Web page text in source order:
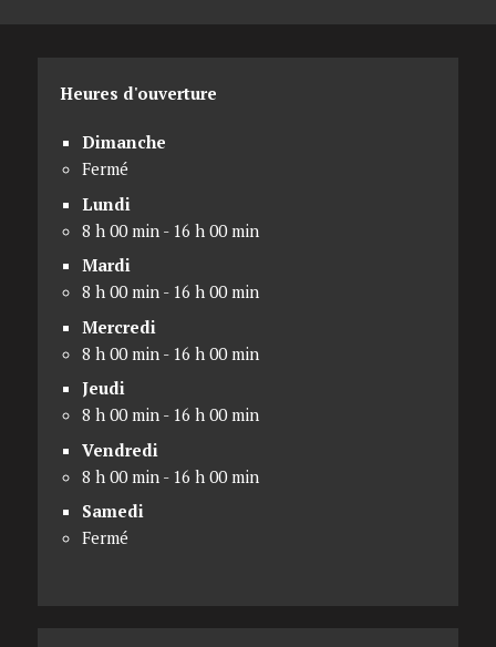
Heures d'ouverture
Dimanche
Fermé
Lundi
8 h 00 min - 16 h 00 min
Mardi
8 h 00 min - 16 h 00 min
Mercredi
8 h 00 min - 16 h 00 min
Jeudi
8 h 00 min - 16 h 00 min
Vendredi
8 h 00 min - 16 h 00 min
Samedi
Fermé